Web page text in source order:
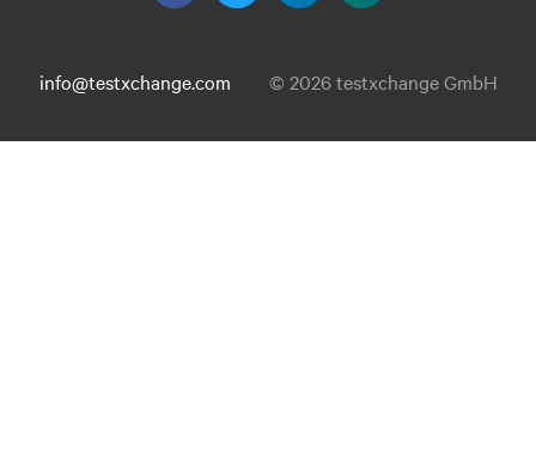
info@testxchange.com © 2026 testxchange GmbH